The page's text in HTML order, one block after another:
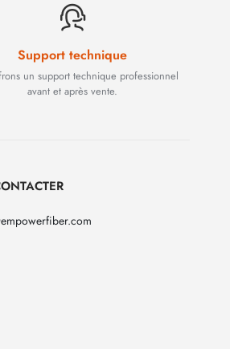
Support technique
un support technique professionnel
avant et après vente.